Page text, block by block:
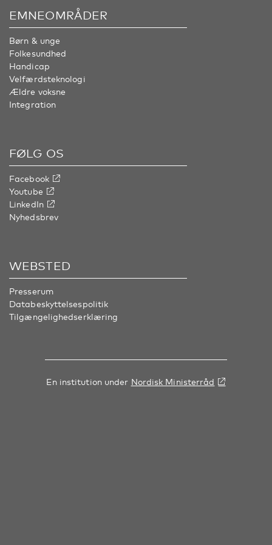
EMNEOMRÅDER
Børn & unge
Folkesundhed
Handicap
Velfærdsteknologi
Ældre voksne
Integration
FØLG OS
Facebook
Youtube
LinkedIn
Nyhedsbrev
WEBSTED
Presserum
Databeskyttelsespolitik
Tilgængelighedserklæring
En institution under Nordisk Ministerråd